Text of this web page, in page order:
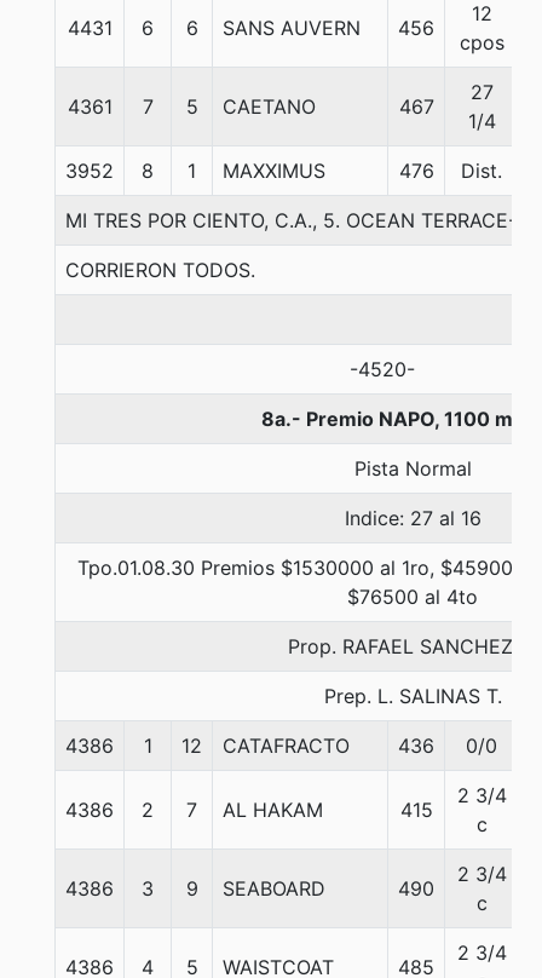
4431 6 6 SANS AUVERN 456
12
cpos
4361 7 5 CAETANO 467
27
1/4
3952 8 1 MAXXIMUS 476 Dist.
MI TRES POR CIENTO, C.A., 5. OCEAN TERRACE-
CORRIERON TODOS.
-4520-
8a.- Premio NAPO, 1100
Pista Normal
Indice: 27 al 16
Tpo.01.08.30 Premios $1530000 al 1ro, $459000
$76500 al 4to
Prop. RAFAEL SANCHEZ A.
Prep. L. SALINAS T.
4386 1 12 CATAFRACTO 436 0/0
4386 2 7 AL HAKAM 415
2 3/4
c
4386 3 9 SEABOARD 490
2 3/4
c
4386 4 5 WAISTCOAT 485
2 3/4